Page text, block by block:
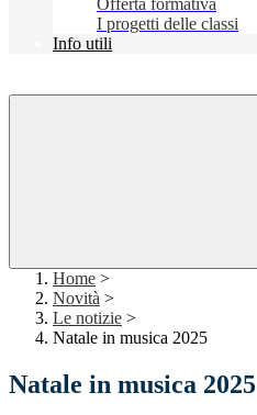
Offerta formativa
I progetti delle classi
Info utili
Home >
Novità >
Le notizie >
Natale in musica 2025
Natale in musica 2025